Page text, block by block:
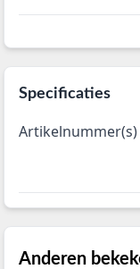
Specificaties
Artikelnummer(s)
Anderen